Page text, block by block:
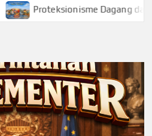
Proteksionisme Dagang dan